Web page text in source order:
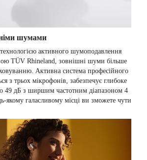
шумами
активного шумоподавлення
TÜV Rhineland, зовнішні шуми більше
Активна система професійного
з трьох мікрофонів, забезпечує глибоке
49 дБ з ширшим частотним діапазоном 4
якому галасливому місці ви зможете чути